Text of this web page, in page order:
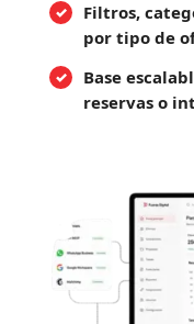
Filtros,
por tipo de
Base
reservas o